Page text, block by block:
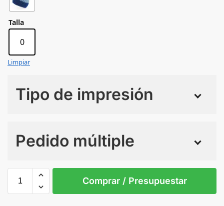
Talla
0
Limpiar
Tipo de impresión
Pedido múltiple
Comprar / Presupuestar